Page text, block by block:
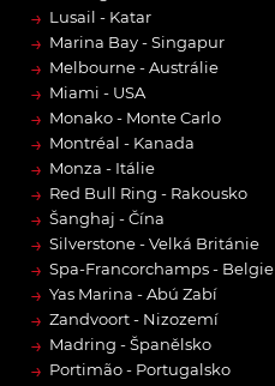
→ Lusail - Katar
→ Marina Bay - Singapur
→ Melbourne - Austrálie
→ Miami - USA
→ Monako - Monte Carlo
→ Montréal - Kanada
→ Monza - Itálie
→ Red Bull Ring - Rakousko
→ Šanghaj - Čína
→ Silverstone - Velká Británie
→ Spa-Francorchamps - Belgie
→ Yas Marina - Abú Zabí
→ Zandvoort - Nizozemí
→ Madring - Španělsko
→ Portimão - Portugalsko